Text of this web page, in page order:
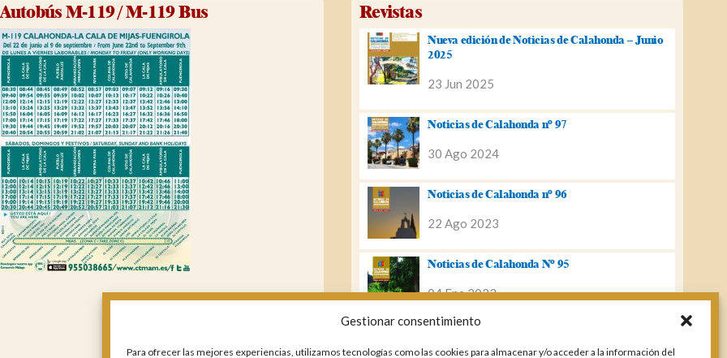
Gestionar consentimiento
Para ofrecer las mejores experiencias, utilizamos tecnologías como las cookies para almacenar y/o acceder a la información del
Autobús M-119 / M-119 Bus Revistas
Nueva edición de Noticias de Calahonda – Junio
2025
23 Jun 2025
Noticias de Calahonda nº 97
30 Ago 2024
Noticias de Calahonda nº 96
22 Ago 2023
Noticias de Calahonda Nº 95
04 Ene 2023